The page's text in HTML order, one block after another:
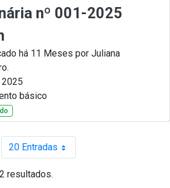
nº 001-2025
há 11 Meses por Juliana
básico
20 EntradasPor página
resultados.